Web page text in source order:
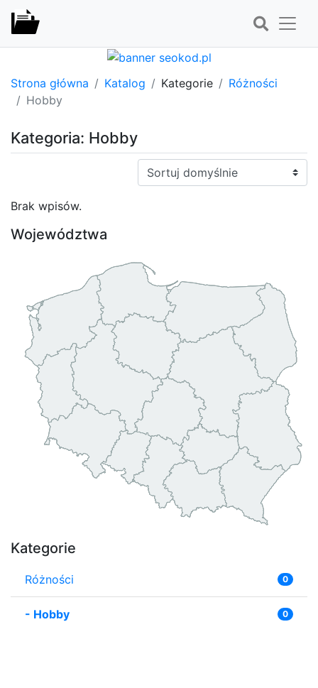
Strona główna Katalog Kategorie
Różności
Hobby
Kategoria: Hobby
Sortuj:
Brak wpisów.
Województwa
Kategorie
Różności 0
- Hobby 0